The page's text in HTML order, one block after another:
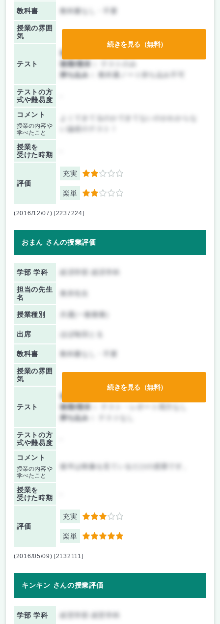
教科書 教科書なし・不要
授業の雰囲
気
テスト
前期/中間：
後期/期末：
持ち込み：
教科書ノート持ち込み不可
テストの方
式や難易度
コメント
授業の内容や
学べたこと
い論述のテスト！
授業を
受けた時期
評価
充実 2
楽単 2
続きを見る（無料）
(2016/12/07) [2237224]
おまん さんの授業評価
学部 学科
担当の先生
名
授業種別 共通(一般教養)
出席 ほぼ毎回とる
教科書 教科書なし・不要
授業の雰囲
気
テスト
前期/中間：
後期/期末：
持ち込み：
テストの方
式や難易度
コメント
授業の内容や
学べたこと
後半は映像を見ているだけの授業です。
授業を
受けた時期
評価
充実 3
楽単 5
続きを見る（無料）
(2016/05/09) [2132111]
キンキン さんの授業評価
学部 学科